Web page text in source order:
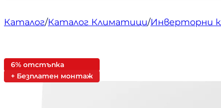
Каталог/Каталог Климатици/Инверторни
6% отстъпка
+ Безплатен монтаж